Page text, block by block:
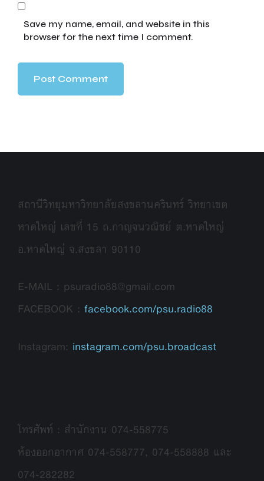
Save my name, email, and website in this
browser for the next time I comment.
สถานีวิทยุมหาวิทยาลัยสงขลานครินทร์ วิทยาเขต
หาดใหญ่ เลขที่ 15 ถ.กาญจนวณิชย์ ต.หาดใหญ่
อ.หาดใหญ่ จ.สงขลา 90110
E-MAIL : psuradio88@gmail.com
FACEBOOK : facebook.com/psu.radio88
Instagram: instagram.com/psu.broadcast
โทรศัพท์ : สำนักงาน 074-558775
ห้องออกอากาศ 074-558777, 074-558888 และ
074-282282